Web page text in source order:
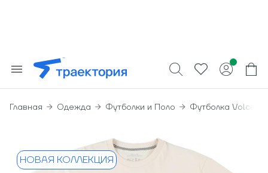
Главная Одежда Футболки и Поло Футболка Volcom
НОВАЯ КОЛЛЕКЦИЯ